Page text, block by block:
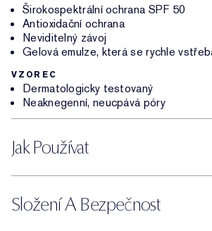
Širokospektrální ochrana SPF 50
Antioxidační ochrana
Neviditelný závoj
Gelová emulze, která se rychle
VZOREC
Dermatologicky testovaný
Neaknegenní, neucpává póry
Jak Používat
Složení A Bezpečnost